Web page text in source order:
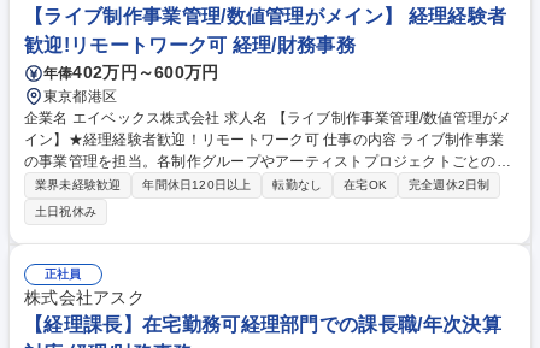
未払・前払・売掛・買掛関連の確認など■予算管理補助：予算管理システ
ムへの入力、実績データの確認、関連資料の作成など■資料作成：経営層
向け資料、会議資料、社内報告資料などの作成補助 募集職種 【経理】外
資系総合家電メーカー/フレックス制/中国語/契約社員(正社員登用有)
【ライブ制作事業管理/数値管理がメイン】 経理経験者
歓迎!リモートワーク可 経理/財務事務
年俸402万円～600万円
東京都港区
企業名 エイベックス株式会社 求人名 【ライブ制作事業管理/数値管理がメ
イン】★経理経験者歓迎！リモートワーク可 仕事の内容 ライブ制作事業
の事業管理を担当。各制作グループやアーティストプロジェクトごとの予
算進捗における数値管理、制作担当者との連携によるデータ収集、月次・
四半期・プロジェクト別のレポート作成が主業務です 【業務内容詳細】■
企画毎（アーティストイベント・ライヴ等）の収益などの数値面での進捗
管理 ■付随する各種手続きのサポート ■管理会計を通したレポート作成 ★
アーティスト毎のイベント・ライヴにおける数値管理など、各事業・各プ
ロジェクトの予算進捗管理を通じて、ライブビジネスの成功を数値面から
サポートしていただきます。エンタメ業界の事業運営を学べるやりがいあ
る環境です。 募集職種 【ライブ制作事業管理/数値管理がメイン】★経理
業界未経験歓迎 年間休日120日以上 転勤なし 在宅OK
完全週休2日制
土日祝休み
正社員
株式会社アスク
【経理課長】在宅勤務可経理部門での課長職/年次決算